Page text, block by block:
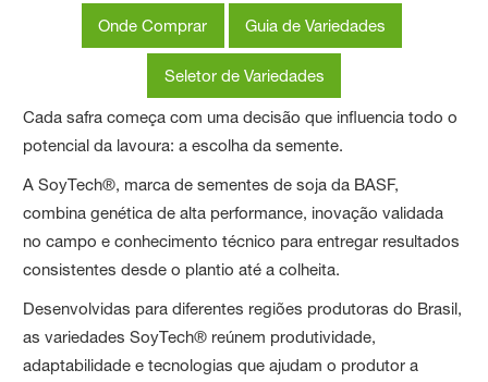
Onde Comprar Guia de Variedades
Seletor de Variedades
Cada safra começa com uma decisão que influencia todo o
potencial da lavoura: a escolha da semente.
A SoyTech®, marca de sementes de soja da BASF,
combina genética de alta performance, inovação validada
no campo e conhecimento técnico para entregar resultados
consistentes desde o plantio até a colheita.
Desenvolvidas para diferentes regiões produtoras do Brasil,
as variedades SoyTech® reúnem produtividade,
adaptabilidade e tecnologias que ajudam o produtor a